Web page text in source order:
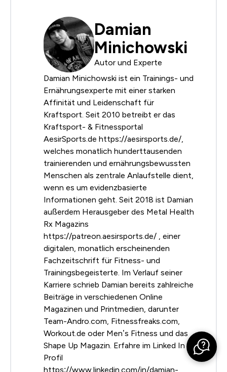
Damian
Minichowski
Autor und Experte
Damian Minichowski ist ein Trainings- und
Ernährungsexperte mit einer starken
Affinität und Leidenschaft für
Kraftsport. Seit 2010 betreibt er das
Kraftsport- & Fitnessportal
AesirSports.de https://aesirsports.de/,
welches monatlich hunderttausenden
trainierenden und ernährungsbewussten
Menschen als zentrale Anlaufstelle dient,
wenn es um evidenzbasierte
Informationen geht. Seit 2018 ist Damian
außerdem Herausgeber des Metal Health
Rx Magazins
https://patreon.aesirsports.de/ , einer
digitalen, monatlich erscheinenden
Fachzeitschrift für Fitness- und
Trainingsbegeisterte. Im Verlauf seiner
Karriere schrieb Damian bereits zahlreiche
Beiträge in verschiedenen Online
Magazinen und Printmedien, darunter
Team-Andro.com, Fitnessfreaks.com,
Workout.de oder Men’s Fitness und das
Shape Up Magazin. Erfahre im Linked In
Profil
https://www.linkedin.com/in/damian-